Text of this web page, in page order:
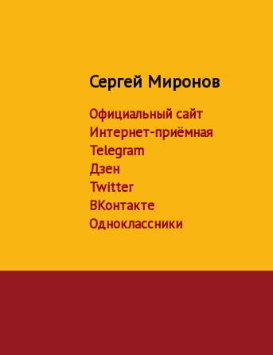
Сергей Миронов
Официальный сайт
Интернет-приёмная
Telegram
Дзен
Twitter
ВКонтакте
Одноклассники